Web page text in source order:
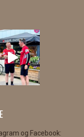
og Facebook: